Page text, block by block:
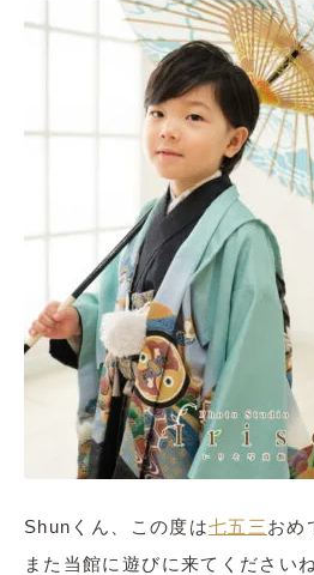
Shunくん、この度は七五三おめ
また当館に遊びに来てください